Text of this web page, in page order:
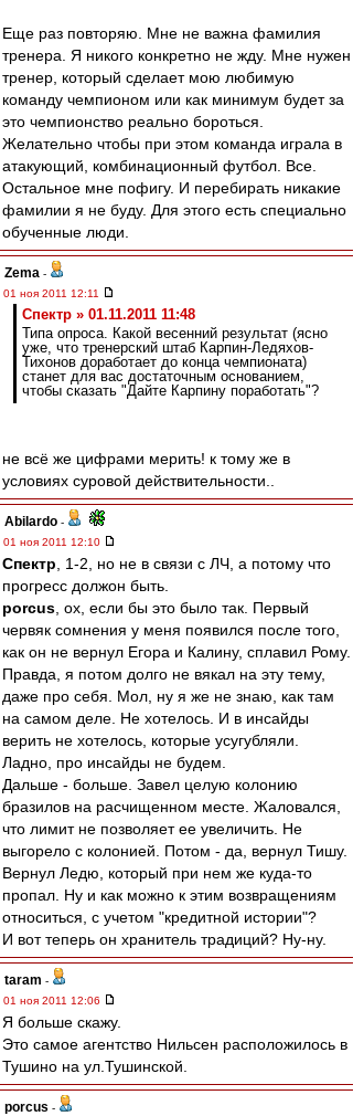
Еще раз повторяю. Мне не важна фамилия
тренера. Я никого конкретно не жду. Мне нужен
тренер, который сделает мою любимую
команду чемпионом или как минимум будет за
это чемпионство реально бороться.
Желательно чтобы при этом команда играла в
атакующий, комбинационный футбол. Все.
Остальное мне пофигу. И перебирать никакие
фамилии я не буду. Для этого есть специально
обученные люди.
Zema -
01 ноя 2011 12:11
Спектр » 01.11.2011 11:48
Типа опроса. Какой весенний результат (ясно
уже, что тренерский штаб Карпин-Ледяхов-
Тихонов доработает до конца чемпионата)
станет для вас достаточным основанием,
чтобы сказать "Дайте Карпину поработать"?
не всё же цифрами мерить! к тому же в
условиях суровой действительности..
Abilardo -
01 ноя 2011 12:10
Спектр , 1-2, но не в связи с ЛЧ, а потому что
прогресс должон быть.
porcus , ох, если бы это было так. Первый
червяк сомнения у меня появился после того,
как он не вернул Егора и Калину, сплавил Рому.
Правда, я потом долго не вякал на эту тему,
даже про себя. Мол, ну я же не знаю, как там
на самом деле. Не хотелось. И в инсайды
верить не хотелось, которые усугубляли.
Ладно, про инсайды не будем.
Дальше - больше. Завел целую колонию
бразилов на расчищенном месте. Жаловался,
что лимит не позволяет ее увеличить. Не
выгорело с колонией. Потом - да, вернул Тишу.
Вернул Ледю, который при нем же куда-то
пропал. Ну и как можно к этим возвращениям
относиться, с учетом "кредитной истории"?
И вот теперь он хранитель традиций? Ну-ну.
taram -
01 ноя 2011 12:06
Я больше скажу.
Это самое агентство Нильсен расположилось в
Тушино на ул.Тушинской.
porcus -